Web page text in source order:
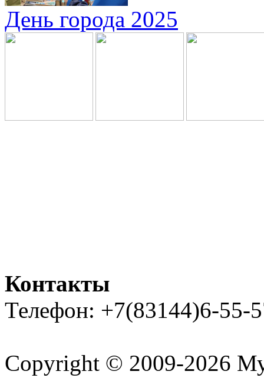
День города 2025
Контакты
Телефон: +7(83144)6-55-
Copyright © 2009-2026